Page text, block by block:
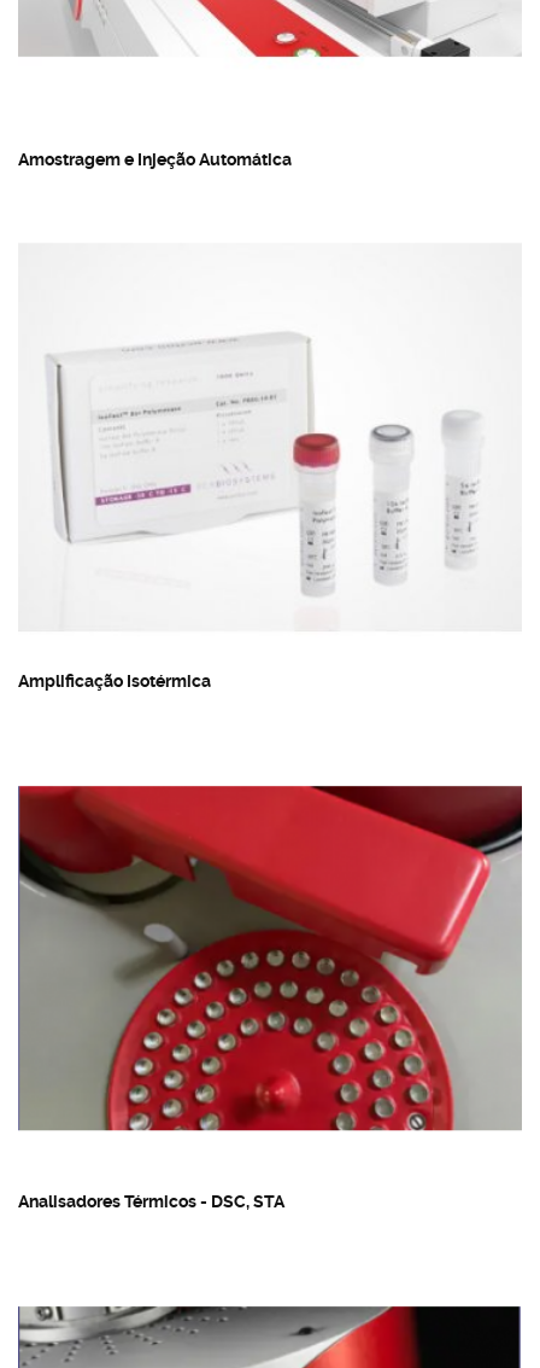
Amostragem e Injeção Automática
Amplificação Isotérmica
Analisadores Térmicos - DSC, STA